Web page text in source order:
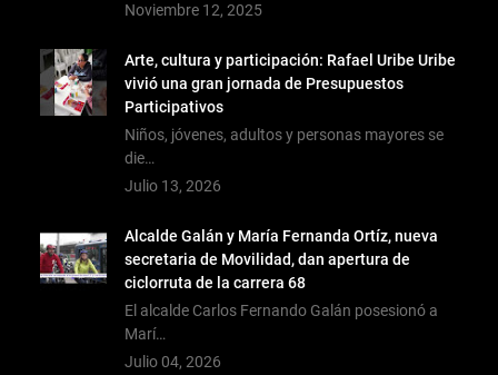
Noviembre 12, 2025
Arte, cultura y participación: Rafael Uribe Uribe
vivió una gran jornada de Presupuestos
Participativos
Niños, jóvenes, adultos y personas mayores se
die…
Julio 13, 2026
Alcalde Galán y María Fernanda Ortíz, nueva
secretaria de Movilidad, dan apertura de
ciclorruta de la carrera 68
El alcalde Carlos Fernando Galán posesionó a
Marí…
Julio 04, 2026